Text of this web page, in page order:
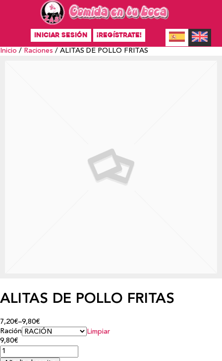
INICIAR SESIÓN ¡REGÍSTRATE!
Inicio / Raciones / ALITAS DE POLLO FRITAS
ALITAS DE POLLO FRITAS
7,20€–9,80€
Ración
Limpiar
9,80€